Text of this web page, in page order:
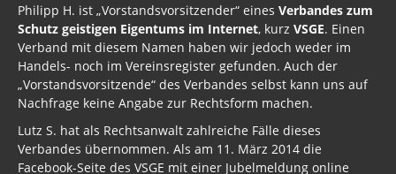
Philipp H. ist „Vorstandsvorsitzender“ eines Verbandes zum
Schutz geistigen Eigentums im Internet, kurz VSGE. Einen
Verband mit diesem Namen haben wir jedoch weder im
Handels- noch im Vereinsregister gefunden. Auch der
„Vorstandsvorsitzende“ des Verbandes selbst kann uns auf
Nachfrage keine Angabe zur Rechtsform machen.
Lutz S. hat als Rechtsanwalt zahlreiche Fälle dieses
Verbandes übernommen. Als am 11. März 2014 die
Facebook-Seite des VSGE mit einer Jubelmeldung online